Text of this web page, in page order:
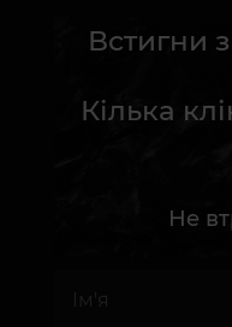
Встигни
Кілька
Не